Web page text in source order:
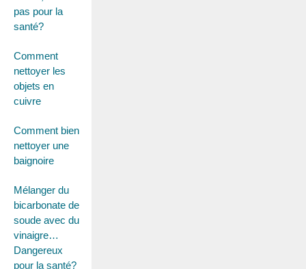
pas pour la
santé?
Comment
nettoyer les
objets en
cuivre
Comment bien
nettoyer une
baignoire
Mélanger du
bicarbonate de
soude avec du
vinaigre…
Dangereux
pour la santé?